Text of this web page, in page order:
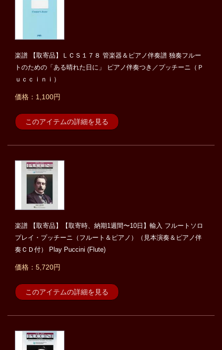
楽譜 【取寄品】ＬＣＳ１７８ 管楽器＆ピアノ伴奏譜 独奏フルー
トのための「ある晴れた日に」 ピアノ伴奏つき／プッチーニ（Ｐ
ｕｃｃｉｎｉ）
価格：1,100円
このアイテムの詳細を見る
楽譜 【取寄品】【取寄時、納期1週間〜10日】輸入 フルートソロ
プレイ・プッチーニ（フルート＆ピアノ）（見本演奏＆ピアノ伴
奏ＣＤ付） Play Puccini (Flute)
価格：5,720円
このアイテムの詳細を見る